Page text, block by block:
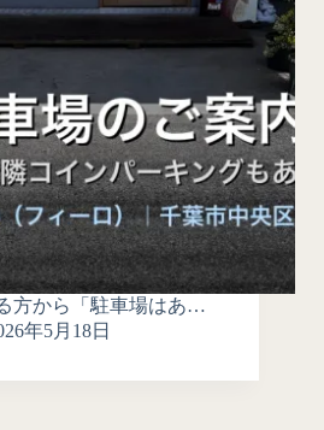
方から「駐車場はあ…
年5月18日